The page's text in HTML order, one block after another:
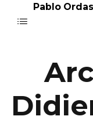
Pablo